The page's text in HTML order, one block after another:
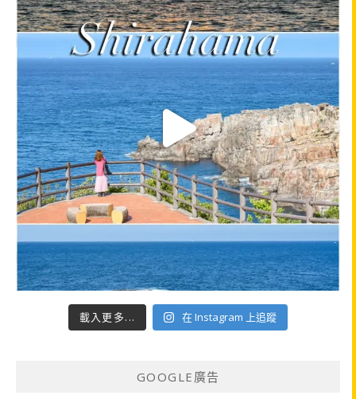
載入更多... 在 Instagram 上追蹤
GOOGLE廣告